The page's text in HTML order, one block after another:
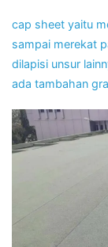
cap sheet yaitu
sampai merekat
dilapisi unsur
ada tambahan